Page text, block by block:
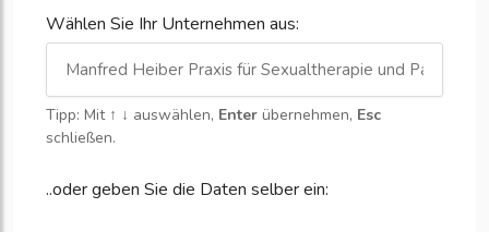
Wählen Sie Ihr Unternehmen aus:
Tipp: Mit ↑ ↓ auswählen, Enter übernehmen, Esc
schließen.
..oder geben Sie die Daten selber ein: